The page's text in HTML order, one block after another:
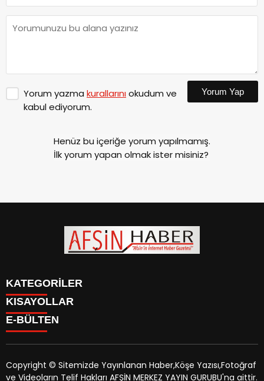
Yorum yazma kurallarınıokudum ve
kabul ediyorum.
Yorum Yap
Henüz bu içeriğe yorum yapılmamış.
İlk yorum yapan olmak ister misiniz?
KATEGORİLER
SİYASET
EĞİTİM
MAGAZİN
MANŞETLER
KISAYOLLAR
SİYASET
EĞİTİM
KÜLTÜR SANAT
E-BÜLTEN
Copyright © Sitemizde Yayınlanan Haber,Köşe Yazısı,Fotoğraf
ve Videoların Telif Hakları AFŞİN MERKEZ YAYIN GURUBU'na aittir.